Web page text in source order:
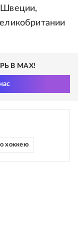
Швеции,
В MAX!
хоккею